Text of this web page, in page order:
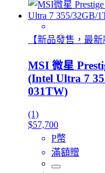
【新品發售，最新
MSI 微星
(Intel Ultra 7
031TW)
(1)
$57,700
P幣
滿額贈